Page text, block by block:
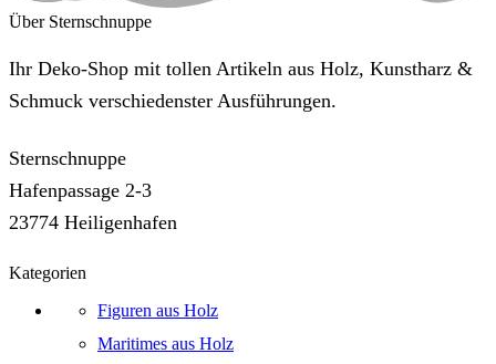
Über Sternschnuppe
Ihr Deko-Shop mit tollen Artikeln aus Holz, Kunstharz &
Schmuck verschiedenster Ausführungen.
Sternschnuppe
Hafenpassage 2-3
23774 Heiligenhafen
Kategorien
Figuren aus Holz
Maritimes aus Holz